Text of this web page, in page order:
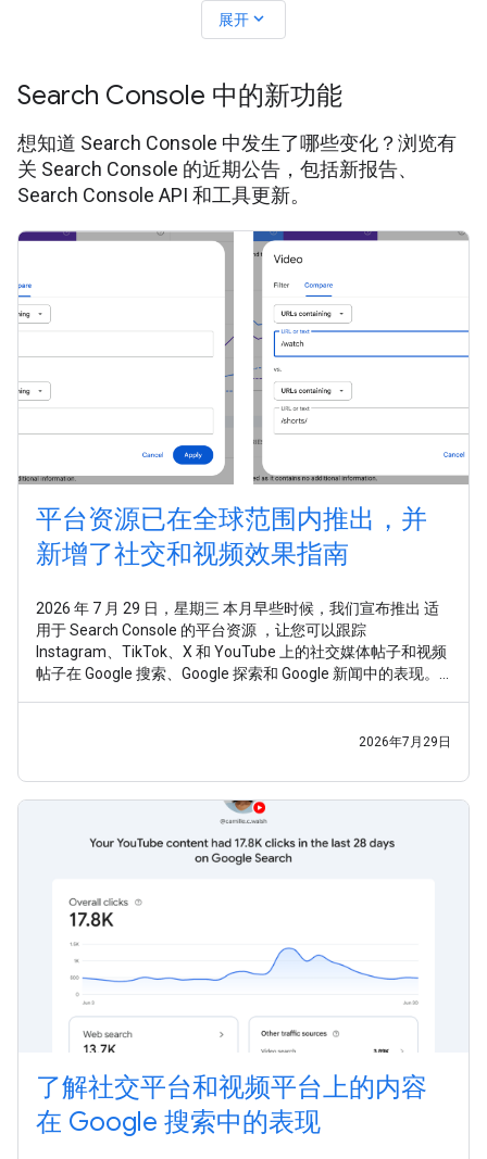
展开 expand_more
Search Console 中的新功能
想知道 Search Console 中发生了哪些变化？浏览有
关 Search Console 的近期公告，包括新报告、
Search Console API 和工具更新。
平台资源已在全球范围内推出，并
新增了社交和视频效果指南
2026 年 7 月 29 日，星期三 本月早些时候，我们宣布推出 适
用于 Search Console 的平台资源 ，让您可以跟踪
Instagram、TikTok、X 和 YouTube 上的社交媒体帖子和视频
帖子在 Google 搜索、Google 探索和 Google 新闻中的表现。
力，让您能够充分利用这些全新的数据洞见。今天，我们还发
2026年7月29日
了解社交平台和视频平台上的内容
在 Google 搜索中的表现